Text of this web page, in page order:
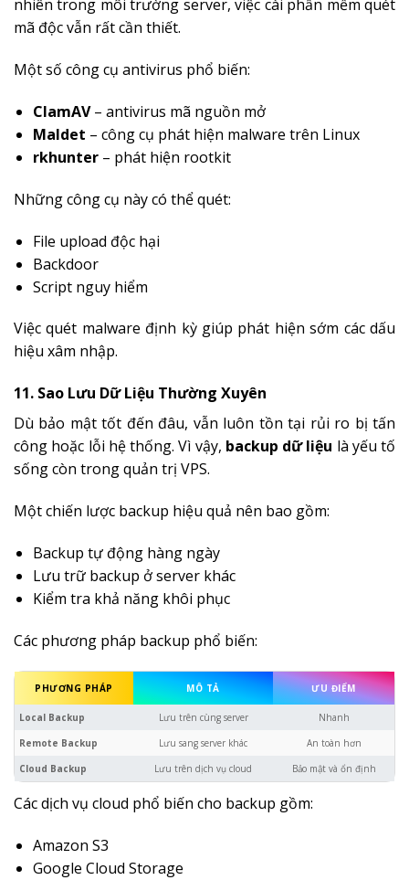
nhiên trong môi trường server, việc cài phần mềm quét
mã độc vẫn rất cần thiết.
Một số công cụ antivirus phổ biến:
ClamAV– antivirus mã nguồn mở
Maldet – công cụ phát hiện malware trên Linux
rkhunter– phát hiện rootkit
Những công cụ này có thể quét:
File upload độc hại
Backdoor
Script nguy hiểm
Việc quét malware định kỳ giúp phát hiện sớm các dấu
hiệu xâm nhập.
11. Sao Lưu Dữ Liệu Thường Xuyên
Dù bảo mật tốt đến đâu, vẫn luôn tồn tại rủi ro bị tấn
công hoặc lỗi hệ thống. Vì vậy, backup dữ liệu là yếu tố
sống còn trong quản trị VPS.
Một chiến lược backup hiệu quả nên bao gồm:
Backup tự động hàng ngày
Lưu trữ backup ở server khác
Kiểm tra khả năng khôi phục
Các phương pháp backup phổ biến:
PHƯƠNG PHÁP MÔ TẢ ƯU ĐIỂM
Local Backup Lưu trên cùng server
Nhanh
Remote Backup
Lưu sang server khác
An toàn hơn
Cloud Backup
Lưu trên dịch vụ cloud Bảo mật và ổn định
Các dịch vụ cloud phổ biến cho backup gồm:
Amazon S3
Google Cloud Storage